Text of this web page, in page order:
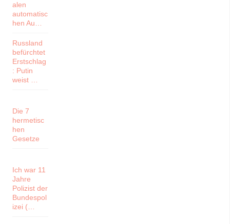
alen
automatisc
hen Au…
Russland
befürchtet
Erstschlag
: Putin
weist …
Die 7
hermetisc
hen
Gesetze
Ich war 11
Jahre
Polizist der
Bundespol
izei (…